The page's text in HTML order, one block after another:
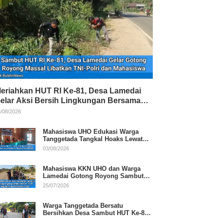
HUT RI Ke-81, Desa Lamedai
Aksi Bersih Lingkungan Bersama
Polri
08/2026
Mahasiswa UHO Edukasi Warga
Tanggetada Tangkal Hoaks Lewat
Program Literasi
03/08/2026
Mahasiswa KKN UHO dan Warga
Lamedai Gotong Royong Sambut
HUT Ke-81 RI
25/07/2026
Warga Tanggetada Bersatu
Bersihkan Desa Sambut HUT Ke-81